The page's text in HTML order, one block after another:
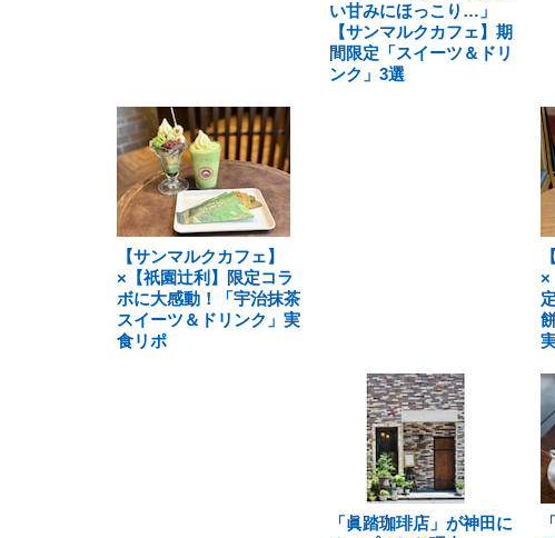
い甘みにほっこり…」
【サンマルクカフェ】期
間限定「スイーツ＆ドリ
ンク」3選
【サンマルクカフェ】
×【祇園辻利】限定コラ
ボに大感動！「宇治抹茶
スイーツ＆ドリンク」実
食リポ
×
「眞踏珈琲店」が神田に